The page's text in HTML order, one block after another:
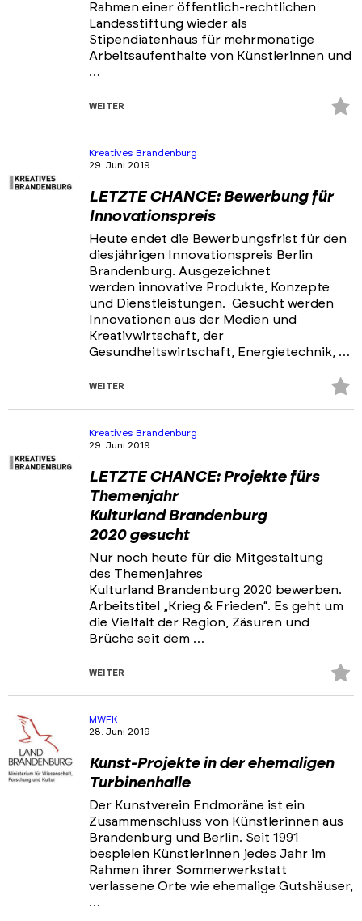
Rahmen einer öffentlich-rechtlichen
Landesstiftung wieder als
Stipendiatenhaus für mehrmonatige
Arbeitsaufenthalte von Künstlerinnen und
…
WEITER
Kreatives Brandenburg
29. Juni 2019
LETZTE CHANCE: Bewerbung für
Innovationspreis
Heute endet die Bewerbungsfrist für den
diesjährigen Innovationspreis Berlin
Brandenburg. Ausgezeichnet
werden innovative Produkte, Konzepte
und Dienstleistungen. Gesucht werden
Innovationen aus der Medien und
Kreativwirtschaft, der
Gesundheitswirtschaft, Energietechnik, …
WEITER
Kreatives Brandenburg
29. Juni 2019
LETZTE CHANCE: Projekte fürs
Themenjahr
Kulturland Brandenburg
2020 gesucht
Nur noch heute für die Mitgestaltung
des Themenjahres
Kulturland Brandenburg 2020 bewerben.
Arbeitstitel „Krieg & Frieden“. Es geht um
die Vielfalt der Region, Zäsuren und
Brüche seit dem …
WEITER
MWFK
28. Juni 2019
Kunst-Projekte in der ehemaligen
Turbinenhalle
Der Kunstverein Endmoräne ist ein
Zusammenschluss von Künstlerinnen aus
Brandenburg und Berlin. Seit 1991
bespielen Künstlerinnen jedes Jahr im
Rahmen ihrer Sommerwerkstatt
verlassene Orte wie ehe­malige Gutshäuser,
…